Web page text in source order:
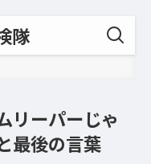
隊
リーパーじゃ
最後の言葉